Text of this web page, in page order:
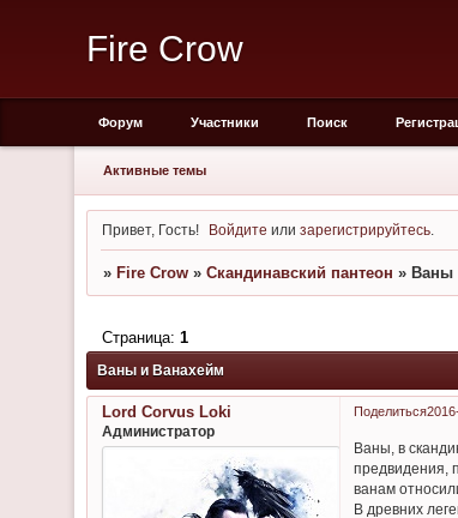
Fire Crow
Форум Участники Поиск
Активные темы
Привет, Гость! Войдите илизарегистрируйтесь
» Fire Crow » Скандинавский пантеон » Ваны
Ваны и Ванахейм
Страница: 1
Поделиться
Lord Corvus Loki
Администратор
Ваны, в
предвидения,
ванам
В древних